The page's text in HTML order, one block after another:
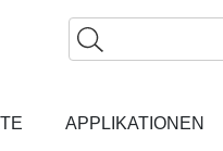
Suche
APPLIKATIONEN